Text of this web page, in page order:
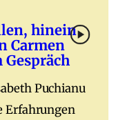
hinein
Carmen
Puchianu
Erfahrungen